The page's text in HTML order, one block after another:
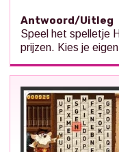
Antwoord/Uitleg
Speel het spelletje
prijzen. Kies je